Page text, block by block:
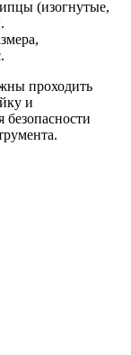
(изогнутые,
проходить
и
безопасности